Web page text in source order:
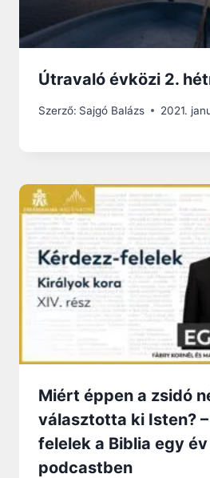
Útravaló évközi 2.
Szerző: Sajgó Balázs 2021.
Miért éppen a zsidó
választotta ki Isten?
felelek a Biblia egy
podcastben